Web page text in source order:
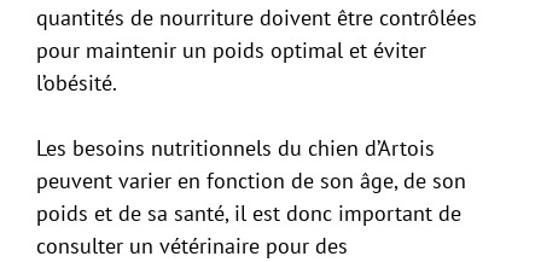
quantités de nourriture doivent être contrôlées
pour maintenir un poids optimal et éviter
l’obésité.
Les besoins nutritionnels du chien d’Artois
peuvent varier en fonction de son âge, de son
poids et de sa santé, il est donc important de
consulter un vétérinaire pour des